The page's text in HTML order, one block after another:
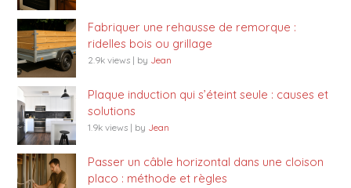
Fabriquer une rehausse de remorque :
ridelles bois ou grillage
2.9k views | by Jean
Plaque induction qui s’éteint seule : causes et
solutions
1.9k views | by Jean
Passer un câble horizontal dans une cloison
placo : méthode et règles